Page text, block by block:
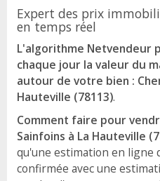
Expert des prix
en temps réel
L'algorithme Netvendeur
chaque jour la valeur du
autour de votre bien :
Hauteville (78113).
Comment faire pour
Sainfoins à La Hauteville
qu'une estimation en ligne
confirmée avec une